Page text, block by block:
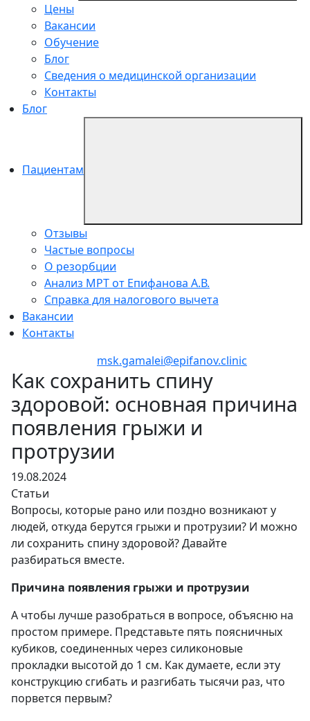
Цены
Вакансии
Обучение
Блог
Сведения о медицинской организации
Контакты
Блог
Пациентам
Отзывы
Частые вопросы
О резорбции
Анализ МРТ от Епифанова А.В.
Справка для налогового вычета
Вакансии
Контакты
msk.gamalei@epifanov.clinic
Как сохранить спину
здоровой: основная причина
появления грыжи и
протрузии
19.08.2024
Статьи
Вопросы, которые рано или поздно возникают у
людей, откуда берутся грыжи и протрузии? И можно
ли сохранить спину здоровой? Давайте
разбираться вместе.
Причина появления грыжи и протрузии
А чтобы лучше разобраться в вопросе, объясню на
простом примере. Представьте пять поясничных
кубиков, соединенных через силиконовые
прокладки высотой до 1 см. Как думаете, если эту
конструкцию сгибать и разгибать тысячи раз, что
порвется первым?